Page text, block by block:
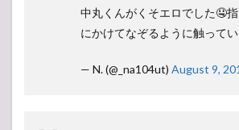
中丸くんがくそエロでした🤤
にかけてなぞるように触って
— N. (@_na104ut) August 9,